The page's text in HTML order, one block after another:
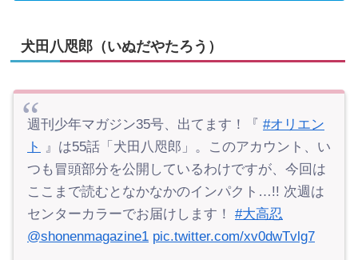
犬田八咫郎（いぬだやたろう）
週刊少年マガジン35号、出てます！『 #オリエン
ト 』は55話「犬田八咫郎」。このアカウント、い
つも冒頭部分を公開しているわけですが、今回は
ここまで読むとなかなかのインパクト…!! 次週は
センターカラーでお届けします！ #大高忍
@shonenmagazine1 pic.twitter.com/xv0dwTvlg7